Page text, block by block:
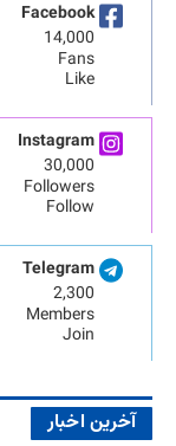
Facebook
14,000
Fans
Like
Instagram
30,000
Followers
Follow
Telegram
2,300
Members
Join
آخرین اخبار